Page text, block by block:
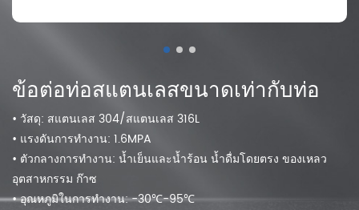
ข้อต่อท่อสแตนเลสขนาดเท่ากับท่อ
• วัสดุ: สแตนเลส 304/สแตนเลส 316L
• แรงดันการทำงาน: 1.6MPA
• ตัวกลางการทำงาน: น้ำเย็นและน้ำร้อน น้ำดื่มโดยตรง ของเหลว
อุตสาหกรรม ก๊าซ
• อุณหภูมิในการทำงาน: -30℃-95℃